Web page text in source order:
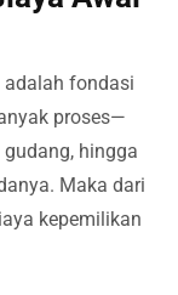
adalah fondasi
proses—
hingga
Maka dari
kepemilikan